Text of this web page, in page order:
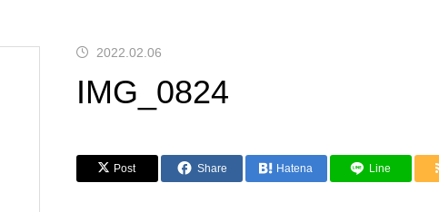
2022.02.06
IMG_0824
Post Share Hatena Line